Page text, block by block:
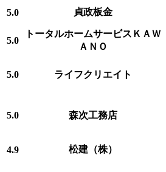
5.0 貞政板金
5.0
トータルホームサービスＫＡＷ
ＡＮＯ
5.0 ライフクリエイト
5.0 森次工務店
4.9 松建（株）